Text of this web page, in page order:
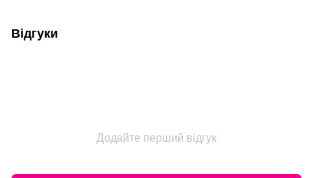
Відгуки
Додайте перший відгук